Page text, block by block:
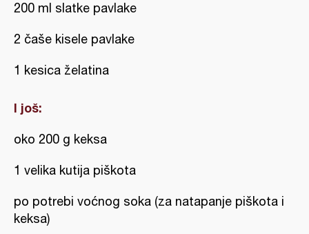
200 ml slatke pavlake
2 čaše kisele pavlake
1 kesica želatina
I još:
oko 200 g keksa
1 velika kutija piškota
po potrebi voćnog soka (za natapanje piškota i
keksa)